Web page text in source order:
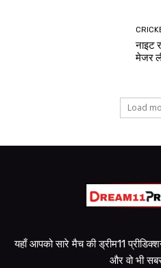
नाइट
मेजर
Load
यहाँ आपको सारे मैच की ड्रीम11
और वो भी